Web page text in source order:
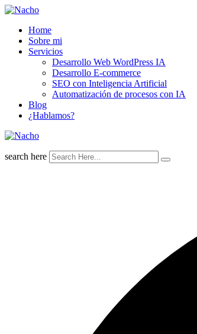
Skip
contentHome
Sobre mi
Servicios
Desarrollo Web WordPress IA
Desarrollo E-commerce
SEO con Inteligencia Artificial
Automatización de procesos con IA
Blog
¿Hablamos?
search here